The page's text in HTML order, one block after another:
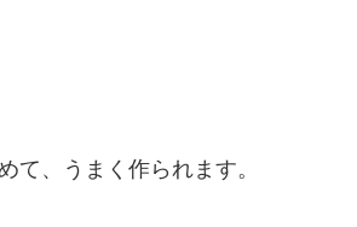
て、うまく作られます。